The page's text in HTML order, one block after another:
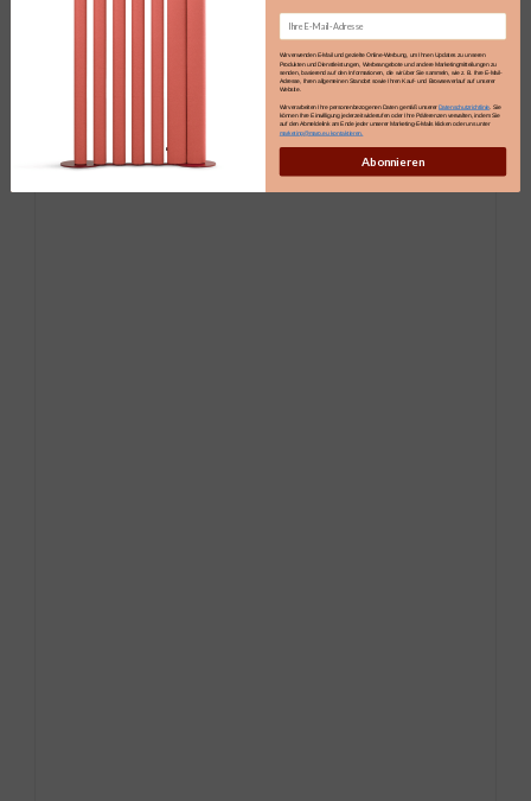
Email
Wir verwenden E-Mail und gezielte Online-Werbung, um Ihnen Updates zu unseren
Produkten und Dienstleistungen, Werbeangebote und andere Marketingmitteilungen zu
senden, basierend auf den Informationen, die wir über Sie sammeln, wie z. B. Ihre E-Mail-
Adresse, Ihren allgemeinen Standort sowie Ihren Kauf- und Browserverlauf auf unserer
Website.
Wir verarbeiten Ihre personenbezogenen Daten gemäß unsererDatenschutzrichtlinie . Sie
können Ihre Einwilligung jederzeit widerrufen oder Ihre Präferenzen verwalten, indem Sie
auf den Abmeldelink am Ende jeder unserer Marketing-E-Mails klicken oder uns unter
marketing@maro.eu kontaktieren.
Abonnieren